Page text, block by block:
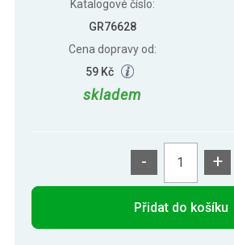
Katalogové číslo:
GR76628
Cena dopravy od:
59 Kč
skladem
- +
Přidat do košíku